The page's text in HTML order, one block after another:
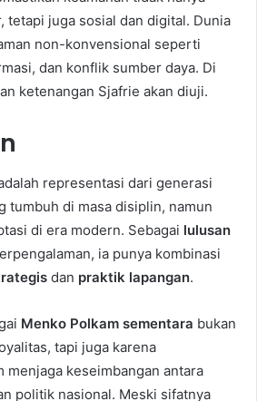
tetapi juga sosial dan digital. Dunia
non-konvensional seperti
dan konflik sumber daya. Di
ketenangan Sjafrie akan diuji.
representasi dari generasi
tumbuh di masa disiplin, namun
di era modern. Sebagai lulusan
ia punya kombinasi
dan praktik lapangan.
Menko Polkam sementara bukan
tapi juga karena
menjaga keseimbangan antara
politik nasional. Meski sifatnya